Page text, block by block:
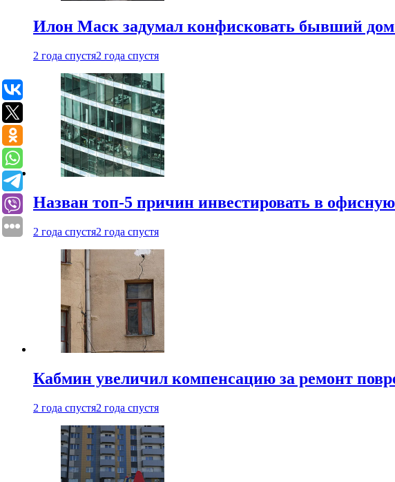
Илон Маск задумал конфисковать бывший
2 года спустя2 года спустя
Назван топ-5 причин инвестировать в
2 года спустя2 года спустя
Кабмин увеличил компенсацию за ремонт
2 года спустя2 года спустя